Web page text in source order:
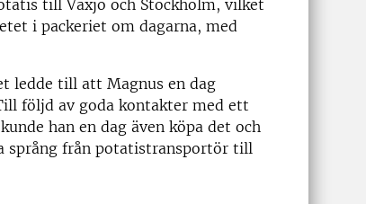
till Växjö och Stockholm, vilket
i packeriet om dagarna, med
ledde till att Magnus en dag
följd av goda kontakter med ett
han en dag även köpa det och
språng från potatistransportör till